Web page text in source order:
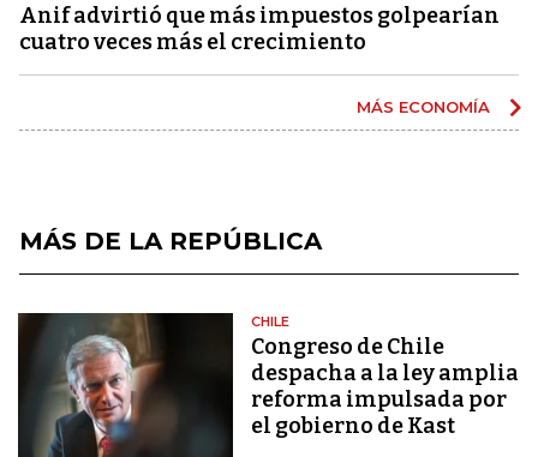
Anif advirtió que más impuestos golpearían
cuatro veces más el crecimiento
MÁS ECONOMÍA
MÁS DE LA REPÚBLICA
CHILE
Congreso de Chile
despacha a la ley amplia
reforma impulsada por
el gobierno de Kast